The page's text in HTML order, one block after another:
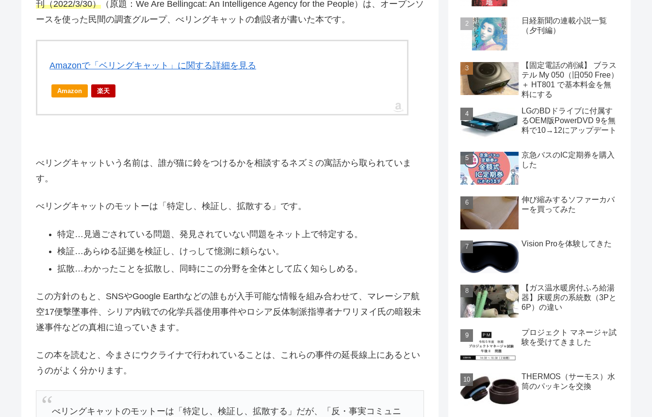
刊（2022/3/30） （原題：We Are Bellingcat: An Intelligence Agency for the People）は、オープンソ
ースを使った民間の調査グループ、べリングキャットの創設者が書いた本です。
Amazonで「ベリングキャット」に関する詳細を見る
Amazon 楽天
べリングキャットいう名前は、誰が猫に鈴をつけるかを相談するネズミの寓話から取られていま
す。
べリングキャットのモットーは「特定し、検証し、拡散する」です。
特定…見過ごされている問題、発見されていない問題をネット上で特定する。
検証…あらゆる証拠を検証し、けっして憶測に頼らない。
拡散…わかったことを拡散し、同時にこの分野を全体として広く知らしめる。
この方針のもと、SNSやGoogle Earthなどの誰もが入手可能な情報を組み合わせて、マレーシア航
空17便撃墜事件、シリア内戦での化学兵器使用事件やロシア反体制派指導者ナワリヌイ氏の暗殺未
遂事件などの真相に迫っていきます。
この本を読むと、今まさにウクライナで行われていることは、これらの事件の延長線上にあるとい
うのがよく分かります。
べリングキャットのモットーは「特定し、検証し、拡散する」だが、「反・事実コミュニ
日経新聞の連載小説一覧
（夕刊編）
【固定電話の削減】 ブラス
テル My 050（旧050 Free）
＋ HT801 で基本料金を無
料にする
LGのBDドライブに付属す
るOEM版PowerDVD 9を無
料で10→12にアップデート
京急バスのIC定期券を購入
した
伸び縮みするソファーカバ
ーを買ってみた
Vision Proを体験してきた
【ガス温水暖房付ふろ給湯
器】床暖房の系統数（3Pと
6P）の違い
プロジェクト マネージャ試
験を受けてきました
THERMOS（サーモス）水
筒のパッキンを交換